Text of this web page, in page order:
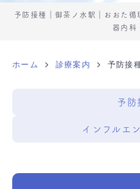
予防接種｜御茶ノ水駅｜おおた
器内科
ホーム 診療案内 予防接
予防
インフルエ